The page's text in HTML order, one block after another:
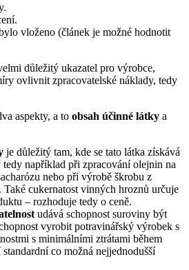
vloženo (článek je možné hodnotit
důležitý ukazatel pro výrobce,
ovlivnit zpracovatelské náklady, tedy
aspekty, a to obsah účinné látky a
je důležitý tam, kde se tato látka získává
například při zpracování olejnin na
nebo při výrobě škrobu z
cukernatost vinných hroznů určuje
– rozhoduje tedy o ceně.
udává schopnost suroviny být
vyrobit potravinářský výrobek s
s minimálními ztrátami během
co možná nejjednodušší